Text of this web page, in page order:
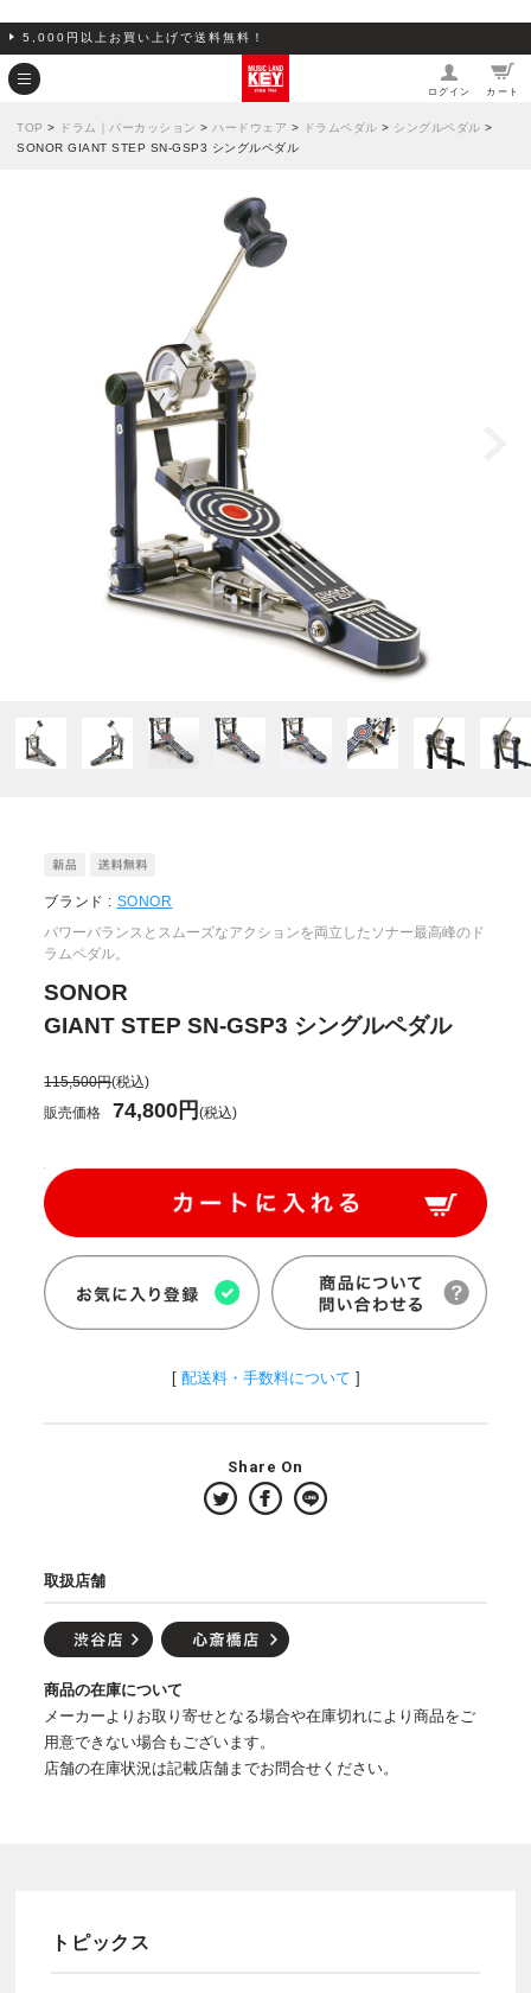
5,000円以上お買い上げで送料無料！
ログイン カート
TOP > ドラム｜パーカッション > ハードウェア > ドラムペダル > シングルペダル >
SONOR GIANT STEP SN-GSP3 シングルペダル
ブランド : SONOR
パワーバランスとスムーズなアクションを両立したソナー最高峰のド
ラムペダル。
SONOR
GIANT STEP SN-GSP3 シングルペダル
115,500円(税込)
販売価格
74,800円(税込)
[ 配送料・手数料について ]
Share On
取扱店舗
商品の在庫について
メーカーよりお取り寄せとなる場合や在庫切れにより商品をご
用意できない場合もございます。
店舗の在庫状況は記載店舗までお問合せください。
トピックス